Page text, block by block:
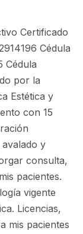
Certificado
Cédula
Cédula
por la
Estética y
con 15
y
consulta,
pacientes.
vigente
Licencias,
mis pacientes